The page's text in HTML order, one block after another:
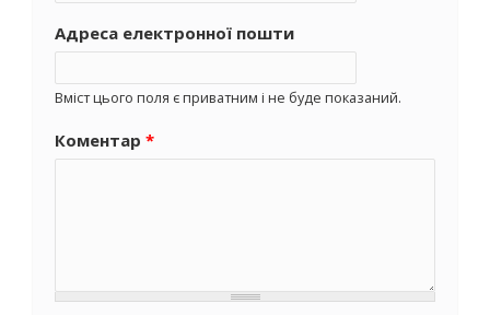
Адреса електронної пошти
Вміст цього поля є приватним і не буде показаний.
Коментар *